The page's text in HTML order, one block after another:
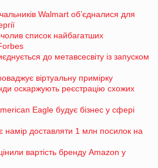
Walmart об’єдналися для
список найбагатших
до метавсесвіту із запуском
віртуальну примірку
оскаржують реєстрацію схожих
Eagle будує бізнес у сфері
намір доставляти 1 млн посилок на
вартість бренду Amazon у